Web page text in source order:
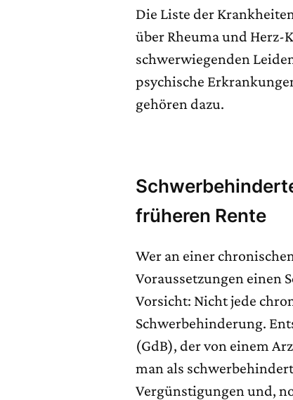
Die Liste der
über Rheuma und
schwerwiegenden
psychische
gehören dazu.
früheren Rente
Wer an einer
Voraussetzungen einen
Vorsicht: Nicht jede
Schwerbehinderung.
(GdB), der von einem
man als
Vergünstigungen und,